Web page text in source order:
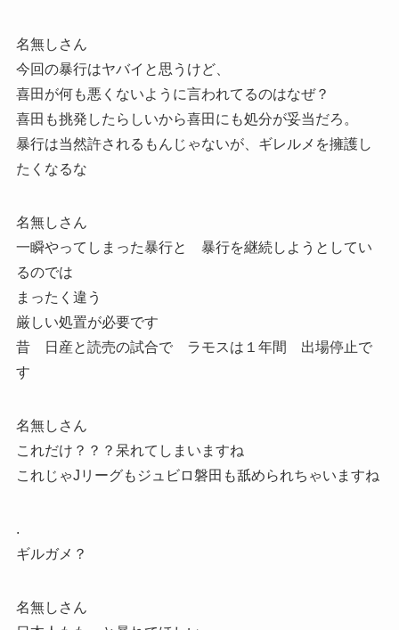
名無しさん
今回の暴行はヤバイと思うけど、
喜田が何も悪くないように言われてるのはなぜ？
喜田も挑発したらしいから喜田にも処分が妥当だろ。
暴行は当然許されるもんじゃないが、ギレルメを擁護し
たくなるな
名無しさん
一瞬やってしまった暴行と 暴行を継続しようとしてい
るのでは
まったく違う
厳しい処置が必要です
昔 日産と読売の試合で ラモスは１年間 出場停止で
す
名無しさん
これだけ？？？呆れてしまいますね
これじゃJリーグもジュビロ磐田も舐められちゃいますね
.
ギルガメ？
名無しさん